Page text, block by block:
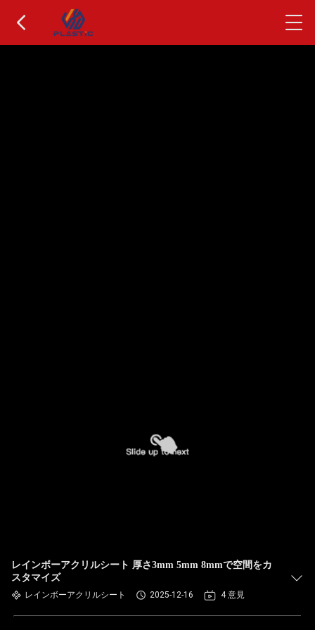
レインボーアクリルシート 厚さ3mm 5mm 8mmで空間をカ
スタマイズ
レインボーアクリルシート 2025-12-16 4 意見